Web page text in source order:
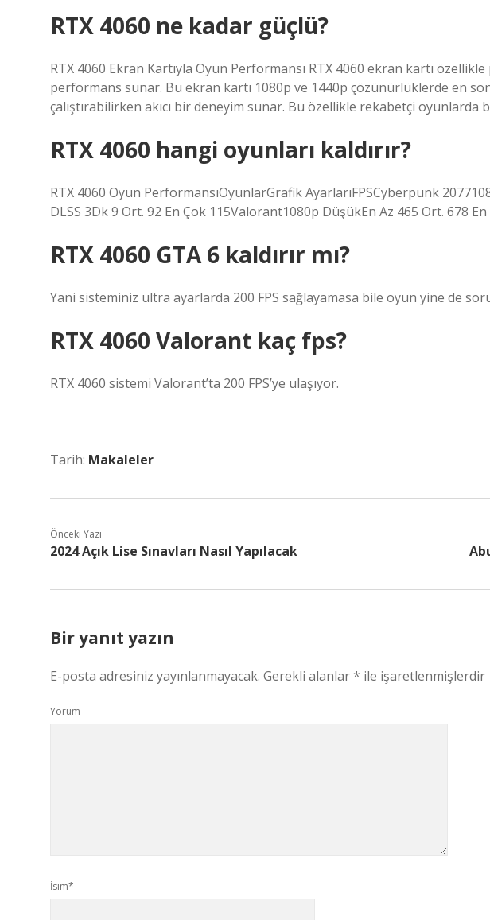
RTX 4060 ne kadar güçlü?
RTX 4060 Ekran Kartıyla Oyun Performansı RTX 4060 ekran kartı
performans sunar. Bu ekran kartı 1080p ve 1440p çözünürlüklerde en
çalıştırabilirken akıcı bir deneyim sunar. Bu özellikle rekabetçi oyunlarda
RTX 4060 hangi oyunları kaldırır?
RTX 4060 Oyun PerformansıOyunlarGrafik AyarlarıFPSCyberpunk
DLSS 3Dk 9 Ort. 92 En Çok 115Valorant1080p DüşükEn Az 465 Ort. 678 En
RTX 4060 GTA 6 kaldırır mı?
Yani sisteminiz ultra ayarlarda 200 FPS sağlayamasa bile oyun yine de
RTX 4060 Valorant kaç fps?
RTX 4060 sistemi Valorant’ta 200 FPS’ye ulaşıyor.
Tarih: Makaleler
Önceki Yazı
2024 Açık Lise Sınavları Nasıl Yapılacak
Bir yanıt yazın
E-posta adresiniz yayınlanmayacak. Gerekli alanlar* ile işaretlenmişlerdir
Yorum
İsim*